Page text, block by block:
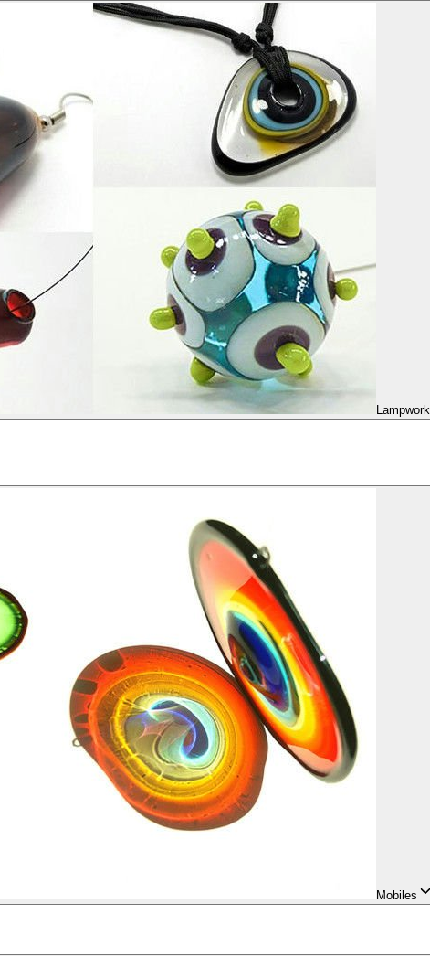
Lampwork
Mobiles